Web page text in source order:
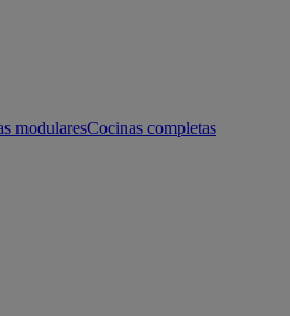
modularesCocinas completas